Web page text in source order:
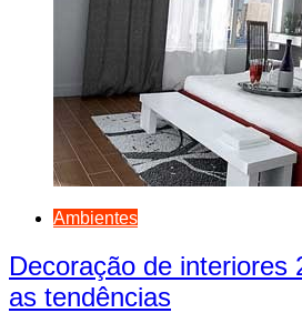
Ambientes
Decoração de interiores
as tendências